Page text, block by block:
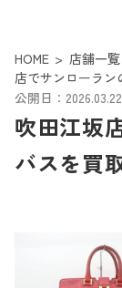
HOME 店舗一覧
店でサンローラン
公開日：2026.03.22
吹田江坂
バスを買